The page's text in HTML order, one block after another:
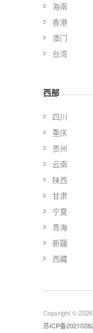
海南
香港
澳门
台湾
西部
四川
重庆
贵州
云南
陕西
甘肃
宁夏
青海
新疆
西藏
Copyright © 2026
苏ICP备